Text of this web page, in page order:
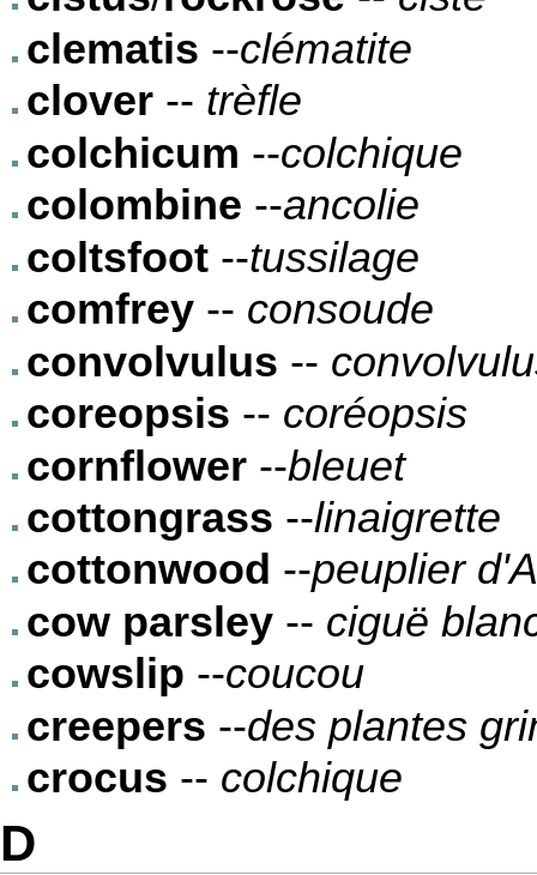
clematis --clématite
clover -- trèfle
colchicum --colchique
colombine --ancolie
coltsfoot --tussilage
comfrey -- consoude
convolvulus --
coreopsis -- coréopsis
cornflower --bleuet
cottongrass --linaigrette
cottonwood --peuplier
cow parsley -- ciguë
cowslip --coucou
creepers --des plantes
crocus -- colchique
D